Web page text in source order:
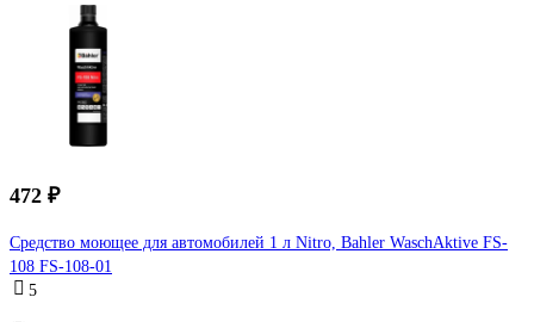
472 ₽
Средство моющее для автомобилей 1 л Nitro, Bahler WaschAktive FS-
108 FS-108-01
5